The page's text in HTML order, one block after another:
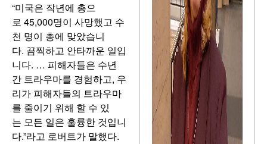
“미국은 작년에 총으
로 45,000명이 사망했고 수
천 명이 총에 맞았습니
다. 끔찍하고 안타까운 일입
니다. … 피해자들은 수년
간 트라우마를 경험하고, 우
리가 피해자들의 트라우마
를 줄이기 위해 할 수 있
는 모든 일은 훌륭한 것입니
다.”라고 로버트가 말했다.